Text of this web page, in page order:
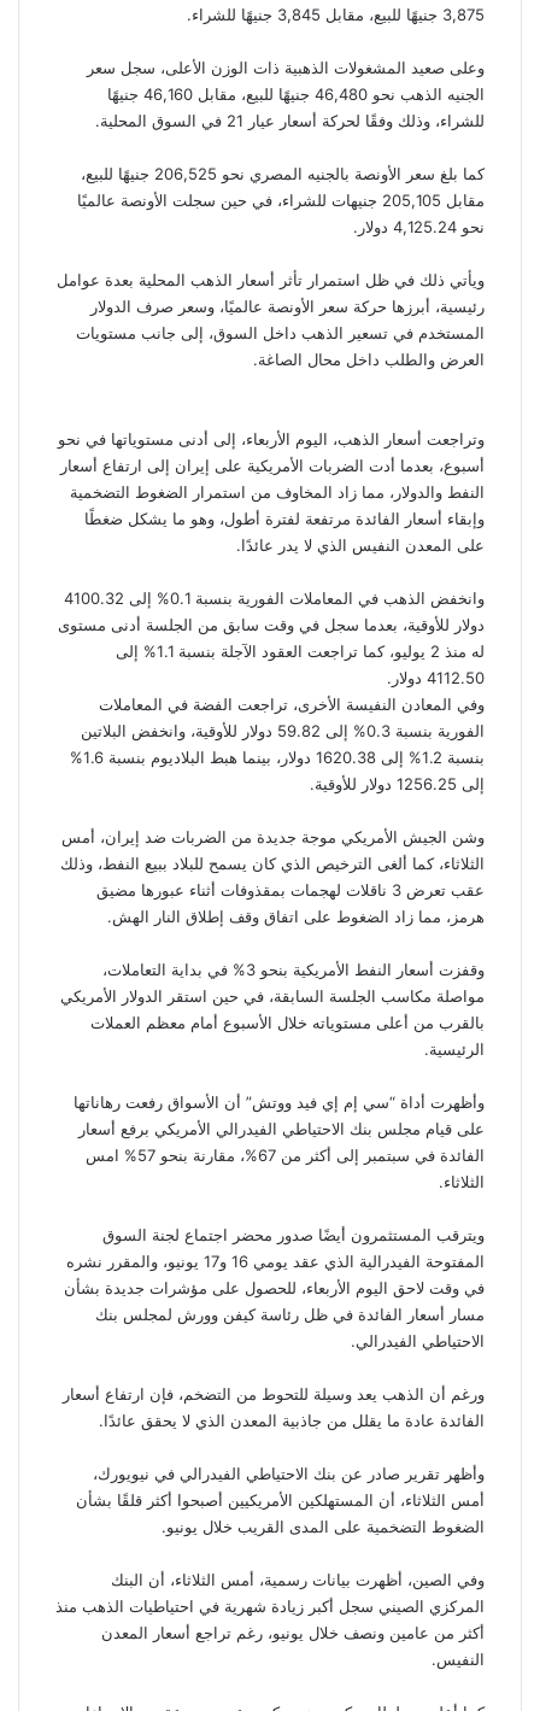
3,875 جنيهًا للبيع، مقابل 3,845 جنيهًا للشراء.
وعلى صعيد المشغولات الذهبية ذات الوزن الأعلى، سجل سعر
الجنيه الذهب نحو 46,480 جنيهًا للبيع، مقابل 46,160 جنيهًا
للشراء، وذلك وفقًا لحركة أسعار عيار 21 في السوق المحلية.
كما بلغ سعر الأونصة بالجنيه المصري نحو 206,525 جنيهًا للبيع،
مقابل 205,105 جنيهات للشراء، في حين سجلت الأونصة عالميًا
نحو 4,125.24 دولار.
ويأتي ذلك في ظل استمرار تأثر أسعار الذهب المحلية بعدة عوامل
رئيسية، أبرزها حركة سعر الأونصة عالميًا، وسعر صرف الدولار
المستخدم في تسعير الذهب داخل السوق، إلى جانب مستويات
العرض والطلب داخل محال الصاغة.
وتراجعت أسعار الذهب، اليوم الأربعاء، إلى أدنى مستوياتها في نحو
أسبوع، بعدما أدت الضربات الأمريكية على إيران إلى ارتفاع أسعار
النفط والدولار، مما زاد المخاوف من استمرار الضغوط التضخمية
وإبقاء أسعار الفائدة مرتفعة لفترة أطول، وهو ما يشكل ضغطًا
على المعدن النفيس الذي لا يدر عائدًا.
وانخفض الذهب في المعاملات الفورية بنسبة 0.1% إلى 4100.32
دولار للأوقية، بعدما سجل في وقت سابق من الجلسة أدنى مستوى
له منذ 2 يوليو، كما تراجعت العقود الآجلة بنسبة 1.1% إلى
4112.50 دولار.
وفي المعادن النفيسة الأخرى، تراجعت الفضة في المعاملات
الفورية بنسبة 0.3% إلى 59.82 دولار للأوقية، وانخفض البلاتين
بنسبة 1.2% إلى 1620.38 دولار، بينما هبط البلاديوم بنسبة 1.6%
إلى 1256.25 دولار للأوقية.
وشن الجيش الأمريكي موجة جديدة من الضربات ضد إيران، أمس
الثلاثاء، كما ألغى الترخيص الذي كان يسمح للبلاد ببيع النفط، وذلك
عقب تعرض 3 ناقلات لهجمات بمقذوفات أثناء عبورها مضيق
هرمز، مما زاد الضغوط على اتفاق وقف إطلاق النار الهش.
وقفزت أسعار النفط الأمريكية بنحو 3% في بداية التعاملات،
مواصلة مكاسب الجلسة السابقة، في حين استقر الدولار الأمريكي
بالقرب من أعلى مستوياته خلال الأسبوع أمام معظم العملات
الرئيسية.
وأظهرت أداة “سي إم إي فيد ووتش” أن الأسواق رفعت رهاناتها
على قيام مجلس بنك الاحتياطي الفيدرالي الأمريكي برفع أسعار
الفائدة في سبتمبر إلى أكثر من 67%، مقارنة بنحو 57% امس
الثلاثاء.
ويترقب المستثمرون أيضًا صدور محضر اجتماع لجنة السوق
المفتوحة الفيدرالية الذي عقد يومي 16 و17 يونيو، والمقرر نشره
في وقت لاحق اليوم الأربعاء، للحصول على مؤشرات جديدة بشأن
مسار أسعار الفائدة في ظل رئاسة كيفن وورش لمجلس بنك
الاحتياطي الفيدرالي.
ورغم أن الذهب يعد وسيلة للتحوط من التضخم، فإن ارتفاع أسعار
الفائدة عادة ما يقلل من جاذبية المعدن الذي لا يحقق عائدًا.
وأظهر تقرير صادر عن بنك الاحتياطي الفيدرالي في نيويورك،
أمس الثلاثاء، أن المستهلكين الأمريكيين أصبحوا أكثر قلقًا بشأن
الضغوط التضخمية على المدى القريب خلال يونيو.
وفي الصين، أظهرت بيانات رسمية، أمس الثلاثاء، أن البنك
المركزي الصيني سجل أكبر زيادة شهرية في احتياطيات الذهب منذ
أكثر من عامين ونصف خلال يونيو، رغم تراجع أسعار المعدن
النفيس.